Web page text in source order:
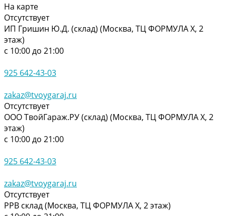
На карте
Отсутствует
ИП Гришин Ю.Д. (склад) (Москва, ТЦ ФОРМУЛА Х, 2
этаж)
с 10:00 до 21:00
925 642-43-03
zakaz@tvoygaraj.ru
Отсутствует
ООО ТвойГараж.РУ (склад) (Москва, ТЦ ФОРМУЛА Х, 2
этаж)
с 10:00 до 21:00
925 642-43-03
zakaz@tvoygaraj.ru
Отсутствует
РРВ склад (Москва, ТЦ ФОРМУЛА Х, 2 этаж)